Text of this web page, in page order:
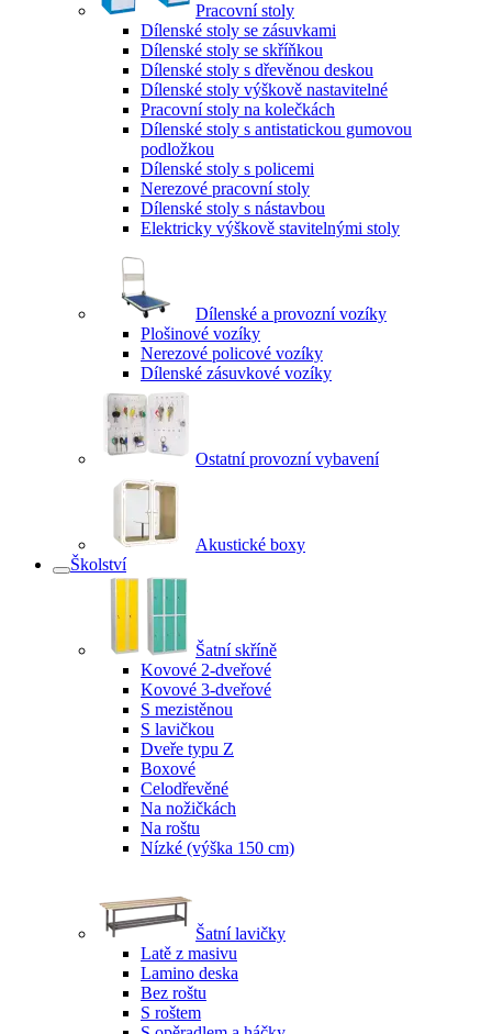
Pracovní stoly
Dílenské stoly se zásuvkami
Dílenské stoly se skříňkou
Dílenské stoly s dřevěnou deskou
Dílenské stoly výškově nastavitelné
Pracovní stoly na kolečkách
Dílenské stoly s antistatickou gumovou
podložkou
Dílenské stoly s policemi
Nerezové pracovní stoly
Dílenské stoly s nástavbou
Elektricky výškově stavitelnými stoly
Dílenské a provozní vozíky
Plošinové vozíky
Nerezové policové vozíky
Dílenské zásuvkové vozíky
Ostatní provozní vybavení
Akustické boxy
Školství
Šatní skříně
Kovové 2-dveřové
Kovové 3-dveřové
S mezistěnou
S lavičkou
Dveře typu Z
Boxové
Celodřevěné
Na nožičkách
Na roštu
Nízké (výška 150 cm)
Šatní lavičky
Latě z masivu
Lamino deska
Bez roštu
S roštem